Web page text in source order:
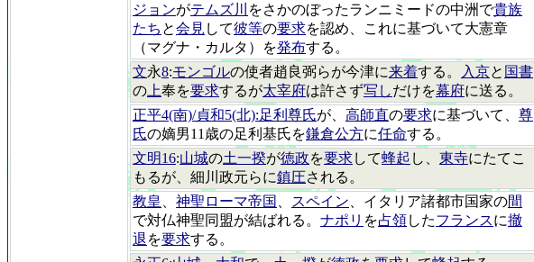
ジョンがテムズ川 をさかのぼったランニミードの中洲で貴族
たち と会見 して彼等の要求を認め、これに基づいて大憲章
（マグナ・カルタ）を発布する。
文永8:モンゴルの使者趙良弼らが今津に来着する。 入京と 国書
の 上奉を要求するが太宰府は許さず写しだけを幕府に送る。
正平4(南)/貞和5(北):足利尊氏が、 高師直の要求に基づいて、 尊
氏の嫡男11歳の足利基氏を鎌倉公方に任命する。
文明16:山城の土一揆が徳政を要求して蜂起 し、 東寺にたてこ
もるが、細川政元らに鎮圧される。
教皇 神聖ローマ帝国 スペイン 、イタリア諸都市国家の間
で対仏神聖同盟が結ばれる。 ナポリ を占領したフランスに撤
退 を要求する。